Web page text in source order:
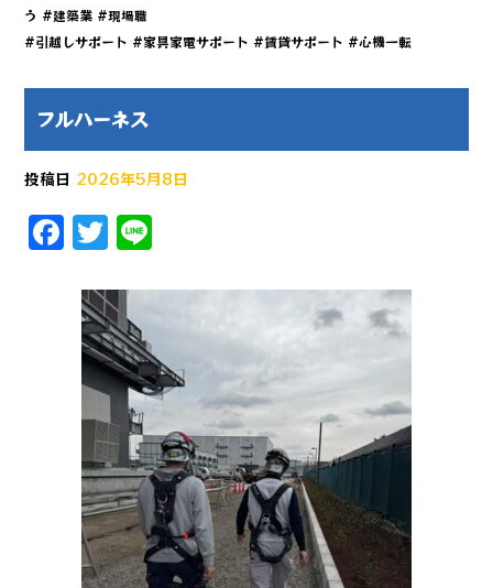
う #建築業 #現場職
#引越しサポート #家具家電サポート #賃貸サポート #心機一転
フルハーネス
投稿日 2026年5月8日
F
a
c
e
b
o
k
T
w
it
te
r
e